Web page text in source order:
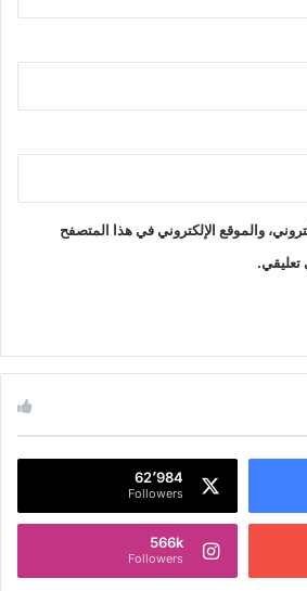
والموقع الإلكتروني في هذا المتصفح
تعليقي.
62٬984
Followers
566k
Followers